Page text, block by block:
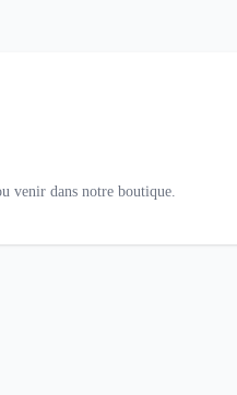
venir dans notre boutique.